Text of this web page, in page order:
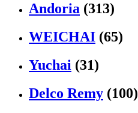
Andoria (313)
WEICHAI (65)
Yuchai (31)
Delco Remy (100)